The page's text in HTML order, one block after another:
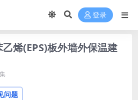
登录
烯(EPS)板外墙外保温建
问题